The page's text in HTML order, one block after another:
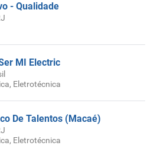
- Qualidade
MI Electric
Eletrotécnica
De Talentos (Macaé)
Eletrotécnica